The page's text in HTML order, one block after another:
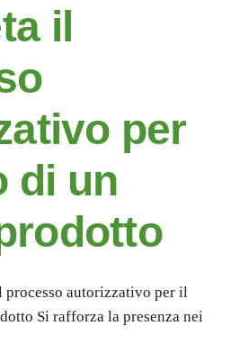
il
per
di un
processo autorizzativo per il
Si rafforza la presenza nei